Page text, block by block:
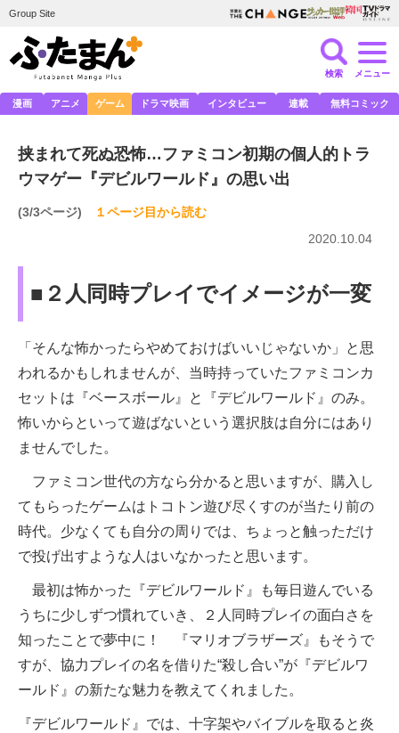
Group Site
検索 メニュー
漫画 アニメ ゲーム ドラマ映画 インタビュー 連載 無料コミック
挟まれて死ぬ恐怖…ファミコン初期の個人的トラ
ウマゲー『デビルワールド』の思い出
(3/3ページ)
１ページ目から読む
2020.10.04
■２人同時プレイでイメージが一変
「そんな怖かったらやめておけばいいじゃないか」と思
われるかもしれませんが、当時持っていたファミコンカ
セットは『ベースボール』と『デビルワールド』のみ。
怖いからといって遊ばないという選択肢は自分にはあり
ませんでした。
ファミコン世代の方なら分かると思いますが、購入し
てもらったゲームはトコトン遊び尽くすのが当たり前の
時代。少なくても自分の周りでは、ちょっと触っただけ
で投げ出すような人はいなかったと思います。
最初は怖かった『デビルワールド』も毎日遊んでいる
うちに少しずつ慣れていき、２人同時プレイの面白さを
知ったことで夢中に！ 『マリオブラザーズ』もそうで
すが、協力プレイの名を借りた“殺し合い”が『デビルワ
ールド』の新たな魅力を教えてくれました。
『デビルワールド』では、十字架やバイブルを取ると炎